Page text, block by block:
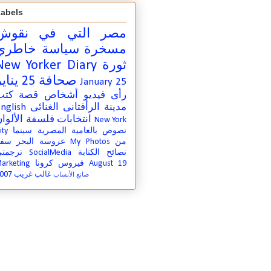
مصر التي في
سياسة مسخرة
Yorker Diary ثورة
25 يناير صحافة January 25
قصة أشخاص فيديو
رأى
الرأفتانى الغنائى
مدينة
فلسفة انتخابات
New York
سينما
نصوص بالعامية المصرية
عروسة البحر My Photos
من
SocialMedia
نصائح الكتابة
فيروس كرونا August 19
غالب غريب صانع الأنساب